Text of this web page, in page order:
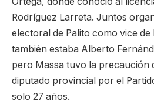
Rodríguez Larreta. Juntos
electoral de Palito como vice de
también estaba Alberto
pero Massa tuvo la precaución
diputado provincial por el
solo 27 años.